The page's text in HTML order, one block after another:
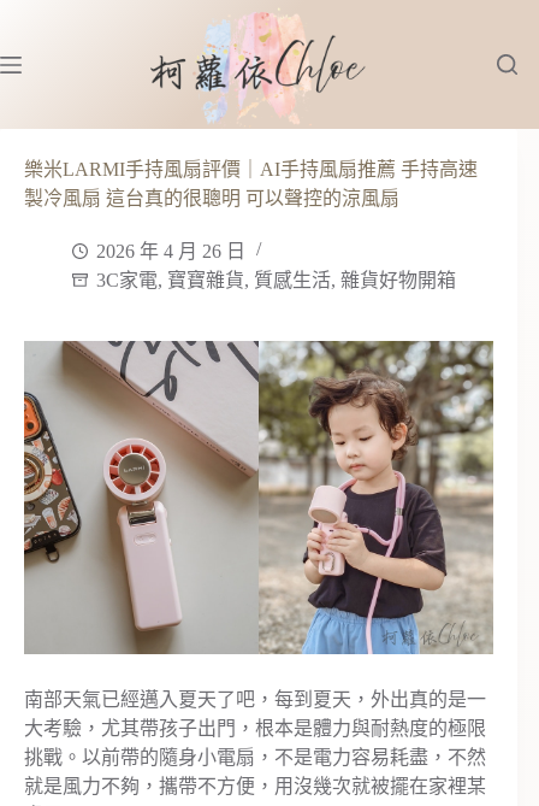
主
內
樂米LARMI手持風扇評價｜AI手持風扇推薦 手持高速
製冷風扇 這台真的很聰明 可以聲控的涼風扇
2026 年 4 月 26 日
3C家電, 寶寶雜貨, 質感生活, 雜貨好物開箱
南部天氣已經邁入夏天了吧，每到夏天，外出真的是一
大考驗，尤其帶孩子出門，根本是體力與耐熱度的極限
挑戰。以前帶的隨身小電扇，不是電力容易耗盡，不然
就是風力不夠，攜帶不方便，用沒幾次就被擺在家裡某